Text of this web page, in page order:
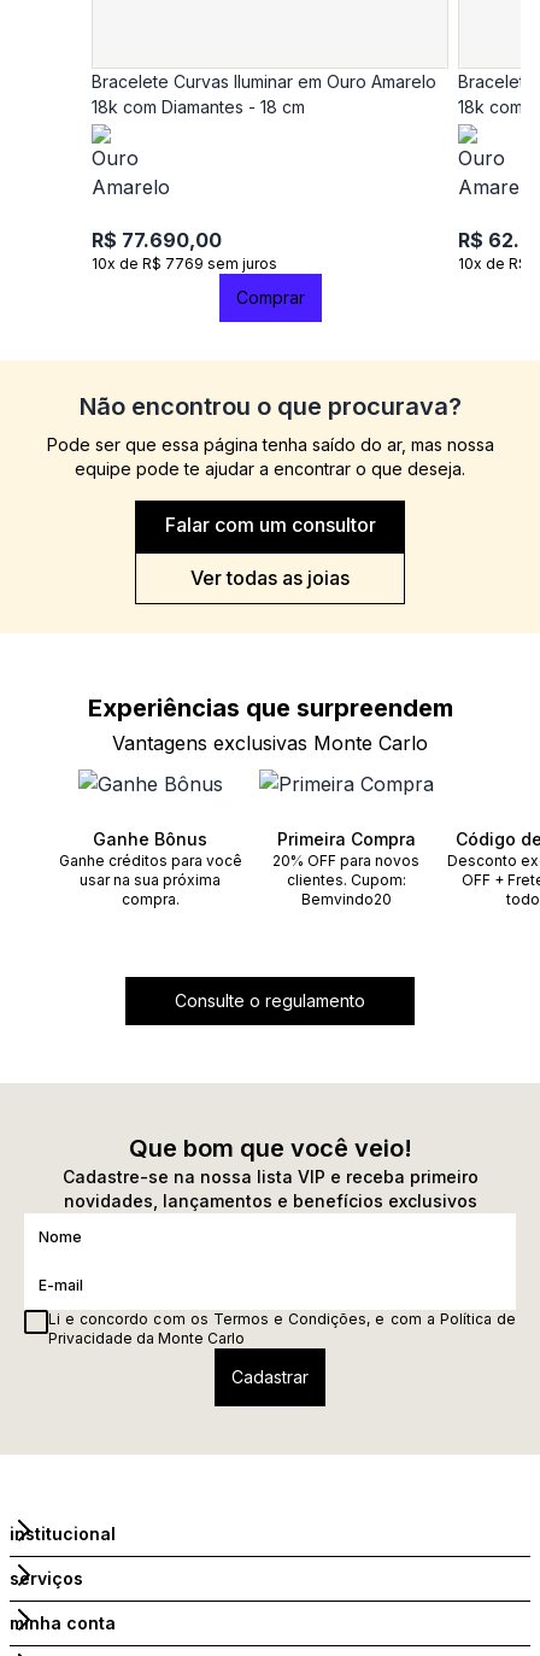
Bracelete Curvas Iluminar em Ouro Amarelo
18k com Diamantes - 18 cm
R$ 77.690,00
10x de R$ 7769 sem juros
Bracelete
18k com
R$
10x de R$
Comprar
Não encontrou o que procurava?
Pode ser que essa página tenha saído do ar, mas nossa
equipe pode te ajudar a encontrar o que deseja.
Falar com um consultor
Ver todas as joias
Experiências que surpreendem
Vantagens exclusivas Monte Carlo
Ganhe Bônus
Ganhe créditos para você
usar na sua próxima
compra.
Primeira Compra
20% OFF para novos
clientes. Cupom:
Bemvindo20
Código
Desconto
OFF +
Consulte o regulamento
Que bom que você veio!
Cadastre-se na nossa lista VIP e receba primeiro
novidades, lançamentos e benefícios exclusivos
Li e concordo com os Termos e Condições, e com a Política de
Privacidade da Monte Carlo
institucional
serviços
minha conta